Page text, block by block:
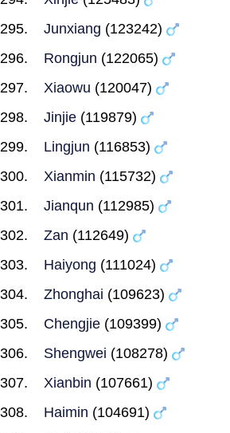
Junxiang (123242)
Rongjun (122065)
Xiaowu (120047)
Jinjie (119879)
Lingjun (116853)
Xianmin (115732)
Jianqun (112985)
Zan (112649)
Haiyong (111024)
Zhonghai (109623)
Chengjie (109399)
Shengwei (108278)
Xianbin (107661)
Haimin (104691)